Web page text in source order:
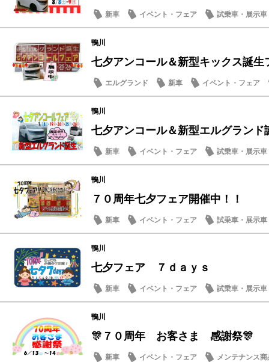
新車 イベント・フェア
試乗車・展示車
営業日・店休日
鴨川
七夕アンコール＆新型キックス誕
エルグランド 新車
イベント・フェア
メンテナンス商品
鴨川
七夕アンコール＆新型エルグランド
新車 イベント・フェア
試乗車・展示車
メンテナンス商品
鴨川
７０周年七夕フェア開催中！！
新車 イベント・フェア
試乗車・展示車
メンテナンス商品
鴨川
七夕フェア ７ｄａｙｓ
新車 イベント・フェア
試乗車・展示車
メンテナンス商品
鴨川
🎊７０周年 お客さま 感謝祭🎊
新車 イベント・フェア メンテナンス商